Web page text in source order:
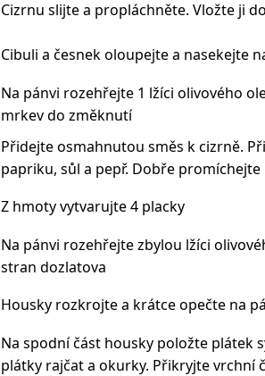
Cizrnu slijte a propláchněte. Vložte ji
Cibuli a česnek oloupejte a nasekejte
Na pánvi rozehřejte 1 lžíci olivového
mrkev do změknutí
Přidejte osmahnutou směs k cizrně.
papriku, sůl a pepř. Dobře promíchejte
Z hmoty vytvarujte 4 placky
Na pánvi rozehřejte zbylou lžíci
stran dozlatova
Housky rozkrojte a krátce opečte na
Na spodní část housky položte plátek
plátky rajčat a okurky. Přikryjte vrchní